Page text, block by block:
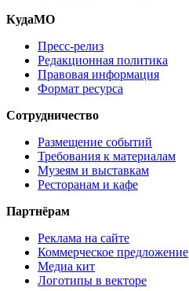
КудаМО
Пресс-релиз
Редакционная политика
Правовая информация
Формат ресурса
Сотрудничество
Размещение событий
Требования к материалам
Музеям и выставкам
Ресторанам и кафе
Партнёрам
Реклама на сайте
Коммерческое предложение
Медиа кит
Логотипы в векторе